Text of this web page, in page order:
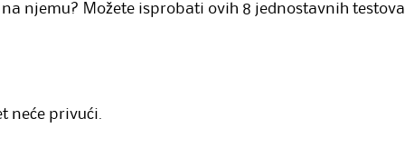
njemu? Možete isprobati ovih 8 jednostavnih testova
neće privući.